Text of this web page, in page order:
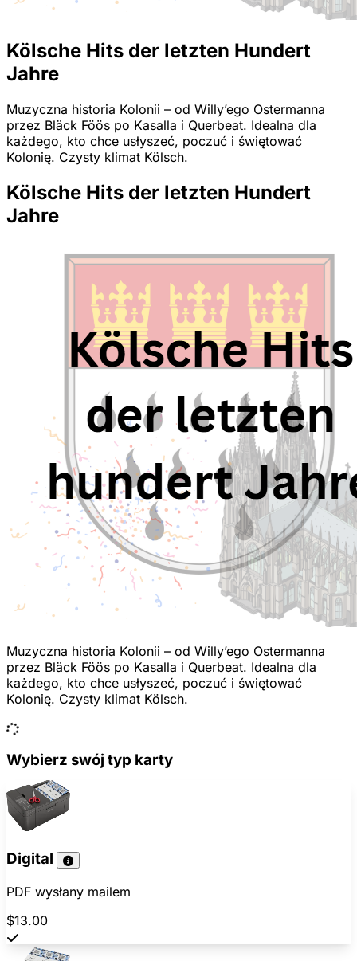
Kölsche Hits der letzten Hundert
Jahre
Muzyczna historia Kolonii – od Willy’ego Ostermanna
przez Bläck Föös po Kasalla i Querbeat. Idealna dla
każdego, kto chce usłyszeć, poczuć i świętować
Kolonię. Czysty klimat Kölsch.
Kölsche Hits der letzten Hundert
Jahre
Muzyczna historia Kolonii – od Willy’ego Ostermanna
przez Bläck Föös po Kasalla i Querbeat. Idealna dla
każdego, kto chce usłyszeć, poczuć i świętować
Kolonię. Czysty klimat Kölsch.
Wybierz swój typ karty
Digital
PDF wysłany mailem
$13.00